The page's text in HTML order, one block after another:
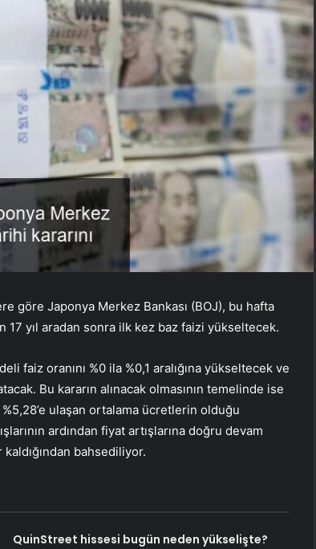
göre Japonya Merkez Bankası (BOJ), bu hafta
17 yıl aradan sonra ilk kez baz faizi yükseltecek.
faiz oranını %0 ila %0,1 aralığına yükseltecek ve
Bu kararın alınacak olmasının temelinde ise
ulaşan ortalama ücretlerin olduğu
ardından fiyat artışlarına doğru devam
bahsediliyor.
QuinStreet hissesi bugün neden yükselişte?